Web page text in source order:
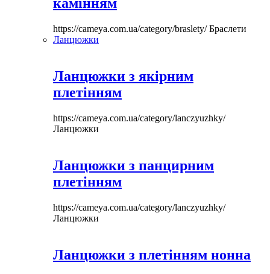
https://cameya.com.ua/category/braslety/Браслети
Ланцюжки
Ланцюжки з якірним
плетінням
https://cameya.com.ua/category/lanczyuzhky/
Ланцюжки
Ланцюжки з панцирним
плетінням
https://cameya.com.ua/category/lanczyuzhky/
Ланцюжки
Ланцюжки з плетінням нонна